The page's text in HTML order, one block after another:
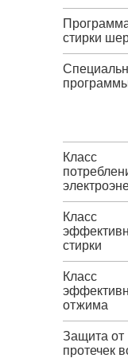
стирки
Класс
Класс
стирки
Класс
отжима
Защита от
протечек